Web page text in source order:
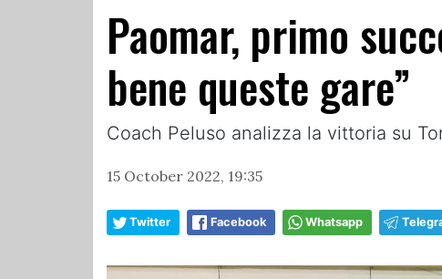
Paomar, primo
bene queste gare”
Coach Peluso analizza la vittoria su
15 October 2022, 19:35
Twitter Facebook Whatsapp